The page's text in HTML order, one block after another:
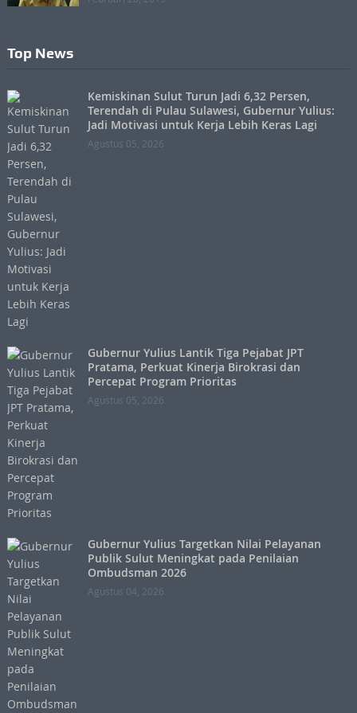
Top News
Kemiskinan Sulut Turun Jadi 6,32 Persen,
Terendah di Pulau Sulawesi, Gubernur Yulius:
Jadi Motivasi untuk Kerja Lebih Keras Lagi
Agustus 05, 2026
Gubernur Yulius Lantik Tiga Pejabat JPT
Pratama, Perkuat Kinerja Birokrasi dan
Percepat Program Prioritas
Agustus 05, 2026
Gubernur Yulius Targetkan Nilai Pelayanan
Publik Sulut Meningkat pada Penilaian
Ombudsman 2026
Agustus 04, 2026